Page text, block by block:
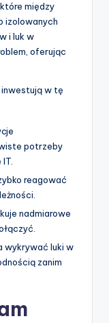
między
izolowanych
i luk w
oferując
w tę
potrzeby
reagować
nadmiarowe
wykrywać luki w
zanim